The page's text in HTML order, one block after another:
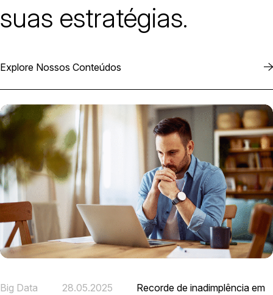
suas estratégias.
Explore Nossos Conteúdos
Big Data 28.05.2025
Recorde de inadimplência em